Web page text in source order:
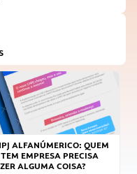
ALFANÚMERICO: QUEM
TEM EMPRESA PRECISA
ALGUMA COISA?